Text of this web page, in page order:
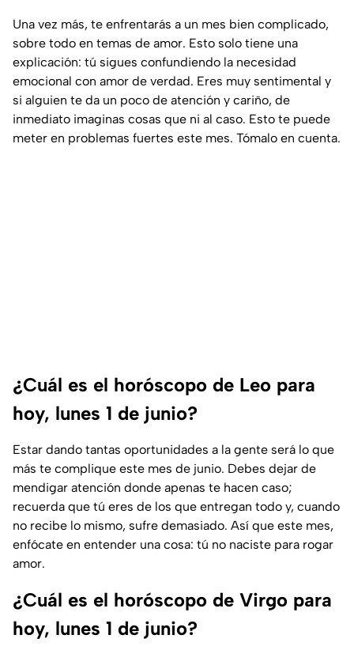
Una vez más, te enfrentarás a un mes bien complicado,
sobre todo en temas de amor. Esto solo tiene una
explicación: tú sigues confundiendo la necesidad
emocional con amor de verdad. Eres muy sentimental y
si alguien te da un poco de atención y cariño, de
inmediato imaginas cosas que ni al caso. Esto te puede
meter en problemas fuertes este mes. Tómalo en cuenta.
¿Cuál es el horóscopo de Leo para
hoy, lunes 1 de junio?
Estar dando tantas oportunidades a la gente será lo que
más te complique este mes de junio. Debes dejar de
mendigar atención donde apenas te hacen caso;
recuerda que tú eres de los que entregan todo y, cuando
no recibe lo mismo, sufre demasiado. Así que este mes,
enfócate en entender una cosa: tú no naciste para rogar
amor.
¿Cuál es el horóscopo de Virgo para
hoy, lunes 1 de junio?